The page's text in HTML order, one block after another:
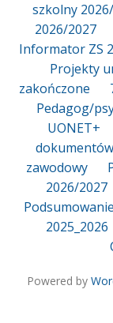
szkolny
2026/2027
Informator ZS
Projekty
zakończone
Pedagog/
UONET+
dokumentów
zawodowy
2026/2027
2025_2026
Powered by